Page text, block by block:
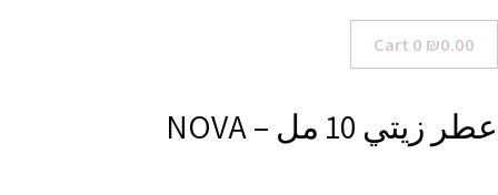
₪0.00
0
Cart
عطر زيتي 10 مل – NOVA